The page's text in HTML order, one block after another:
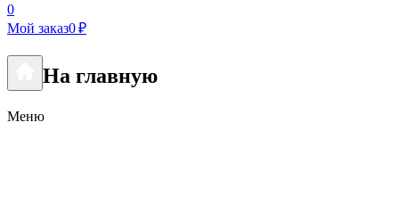
0
Мой заказ0 ₽
На главную
Меню